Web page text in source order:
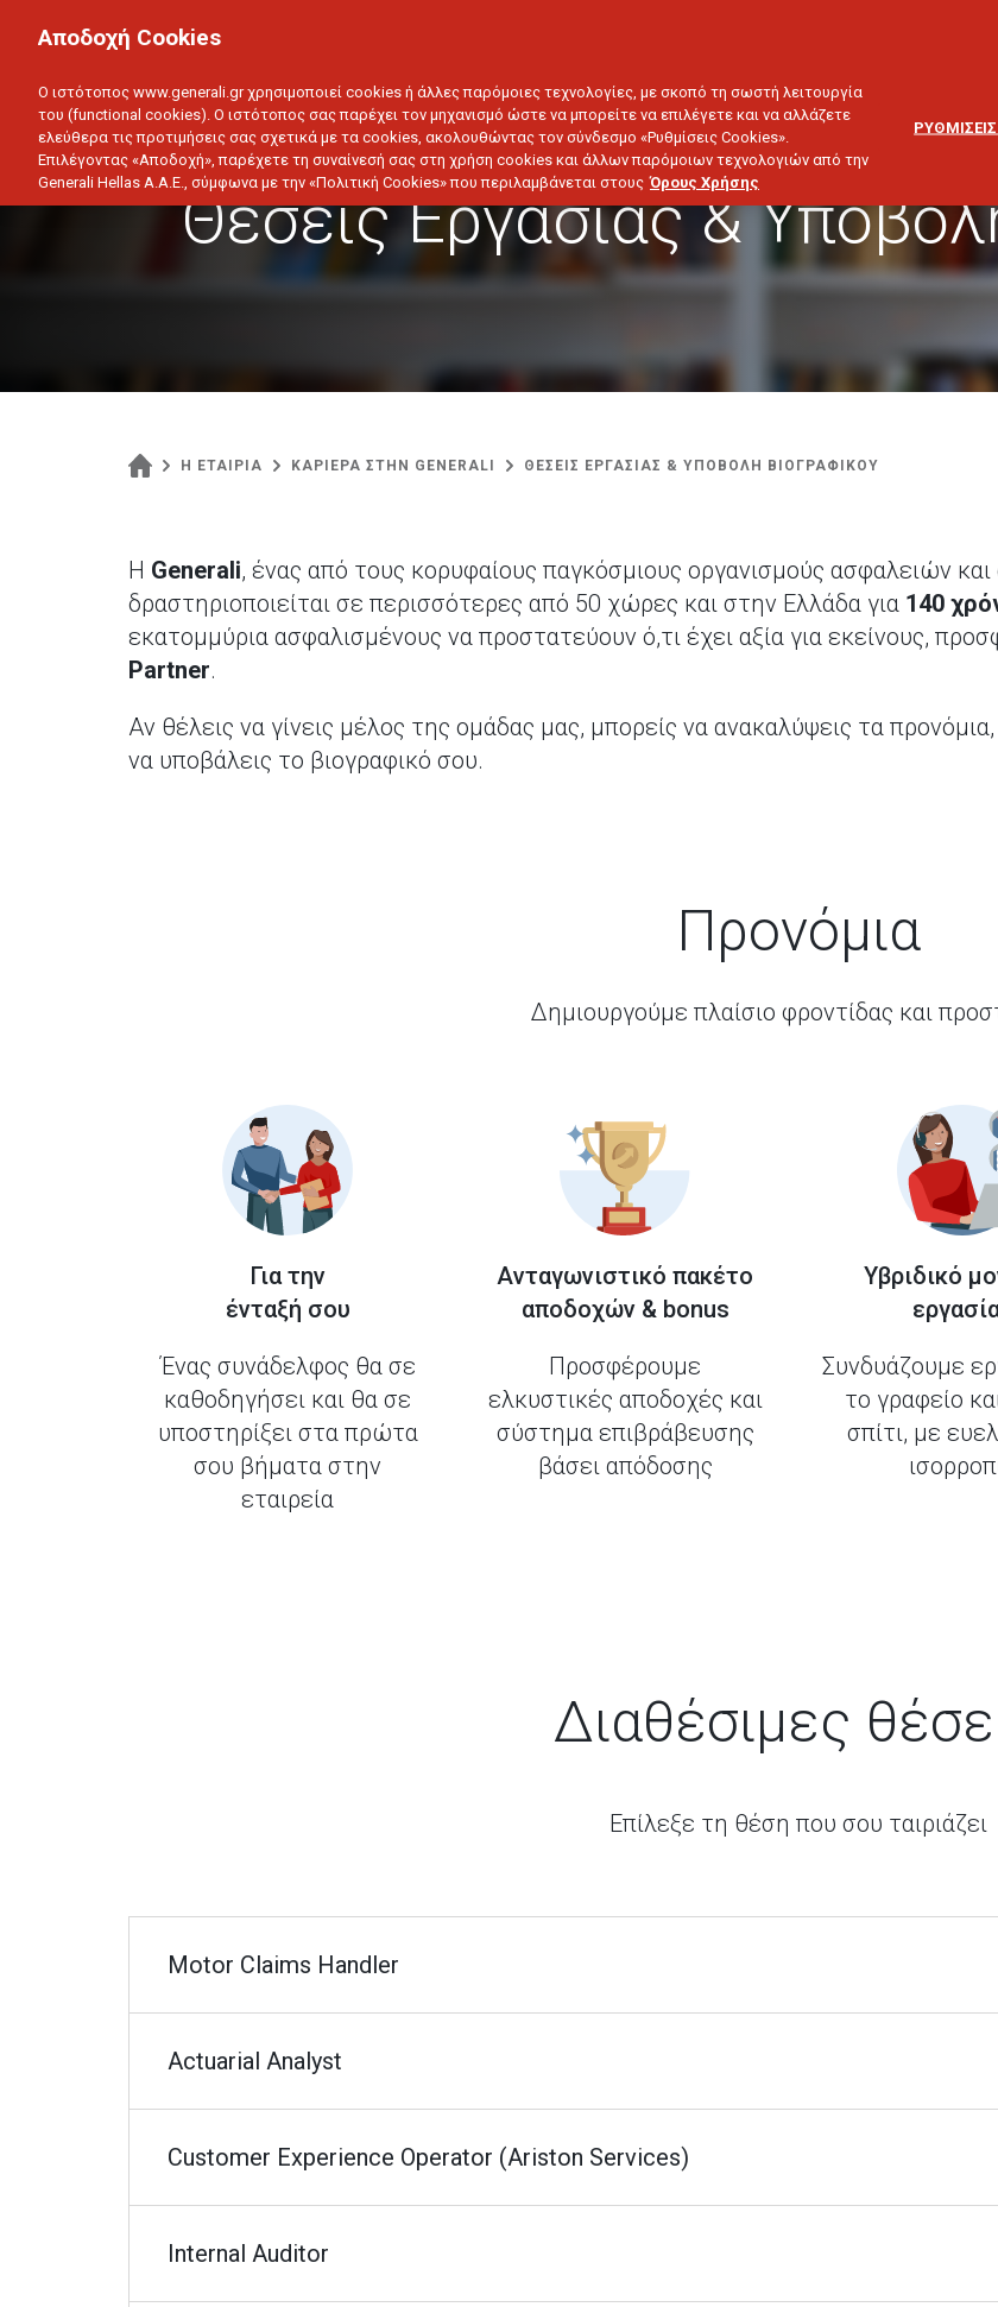
ΥΓΕΙΑ ΑΥΤΟΚΙΝΗΤΟ ΣΠΙΤΙ ΑΠΟΤΑΜΙΕΥΣΗ & ΕΠΕΝΔΥΣΕΙΣ ΤΑΞΙΔΙ ΣΚΑΦΟΣ
Θέσεις Εργασίας &
Η ΕΤΑΙΡΙΑ ΚΑΡΙΕΡΑ ΣΤΗΝ GENERALI ΘΕΣΕΙΣ ΕΡΓΑΣΙΑΣ & ΥΠΟΒΟΛΗ ΒΙΟΓΡΑΦΙΚΟΥ
Η Generali, ένας από τους κορυφαίους παγκόσμιους οργανισμούς ασφαλειών και
δραστηριοποιείται σε περισσότερες από 50 χώρες και στην Ελλάδα για 140
εκατομμύρια ασφαλισμένους να προστατεύουν ό,τι έχει αξία για εκείνους,
Partner.
Αν θέλεις να γίνεις μέλος της ομάδας μας, μπορείς να ανακαλύψεις τα
να υποβάλεις το βιογραφικό σου.
Προνόμια
Δημιουργούμε πλαίσιο φροντίδας και
Για την
ένταξή σου
Ένας συνάδελφος θα σε
καθοδηγήσει και θα σε
υποστηρίξει στα πρώτα
σου βήματα στην
εταιρεία
Ανταγωνιστικό πακέτο
αποδοχών & bonus
Προσφέρουμε
ελκυστικές αποδοχές και
σύστημα επιβράβευσης
βάσει απόδοσης
Υβριδικό
Συνδυάζουμε
το γραφείο
σπίτι, με
Διαθέσιμες
Επίλεξε τη θέση που σου ταιριάζει
Motor Claims Handler
Actuarial Analyst
Customer Experience Operator (Ariston Services)
Internal Auditor
Αποδοχή Cookies
Ο ιστότοπος www.generali.gr χρησιμοποιεί cookies ή άλλες παρόμοιες τεχνολογίες, με σκοπό τη σωστή λειτουργία
του (functional cookies). Ο ιστότοπος σας παρέχει τον μηχανισμό ώστε να μπορείτε να επιλέγετε και να αλλάζετε
ελεύθερα τις προτιμήσεις σας σχετικά με τα cookies, ακολουθώντας τον σύνδεσμο «Ρυθμίσεις Cookies».
Επιλέγοντας «Αποδοχή», παρέχετε τη συναίνεσή σας στη χρήση cookies και άλλων παρόμοιων τεχνολογιών από την
Generali Hellas A.A.E., σύμφωνα με την «Πολιτική Cookies» που περιλαμβάνεται στους Όρους Χρήσης
ΡΥΘΜΙΣΕΙΣ